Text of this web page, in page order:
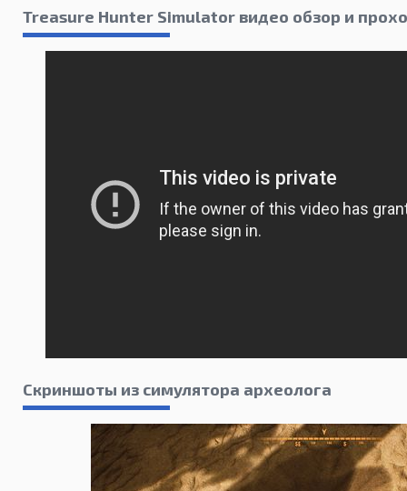
Treasure Hunter Simulator видео обзор и
Скриншоты из симулятора археолога